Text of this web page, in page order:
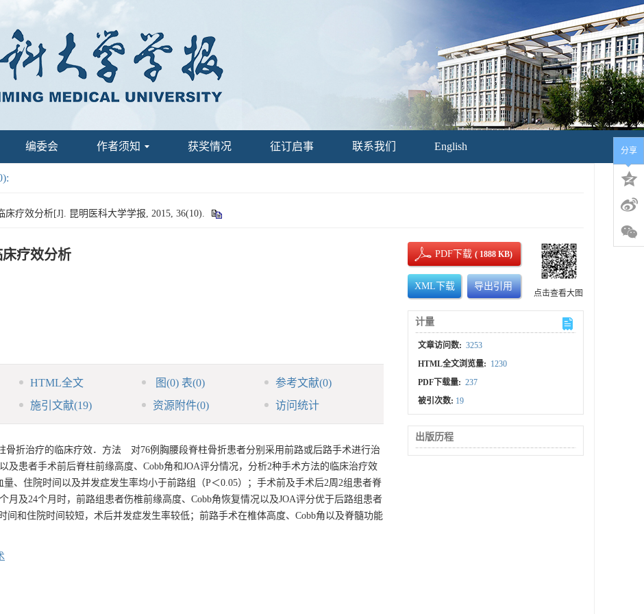
编委会 作者须知 获奖情况 征订启事 联系我们 English
疗效分析[J]. 昆明医科大学学报, 2015, 36(10).
疗效分析
HTML全文 图(0) 表(0) 参考文献(0)
施引文献(19) 资源附件(0) 访问统计
折治疗的临床疗效．方法 对76例胸腰段脊柱骨折患者分别采用前路或后路手术进行治
及患者手术前后脊柱前缘高度、Cobb角和JOA评分情况，分析2种手术方法的临床治疗效
、住院时间以及并发症发生率均小于前路组（P＜0.05）；手术前及手术后2周2组患者脊
月及24个月时，前路组患者伤椎前缘高度、Cobb角恢复情况以及JOA评分优于后路组患者
间和住院时间较短，术后并发症发生率较低；前路手术在椎体高度、Cobb角以及脊髓功能
PDF下载( 1888 KB)
XML下载 导出引用
点击查看大图
计量
文章访问数: 3253
HTML全文浏览量: 1230
PDF下载量: 237
被引次数: 19
出版历程
分享